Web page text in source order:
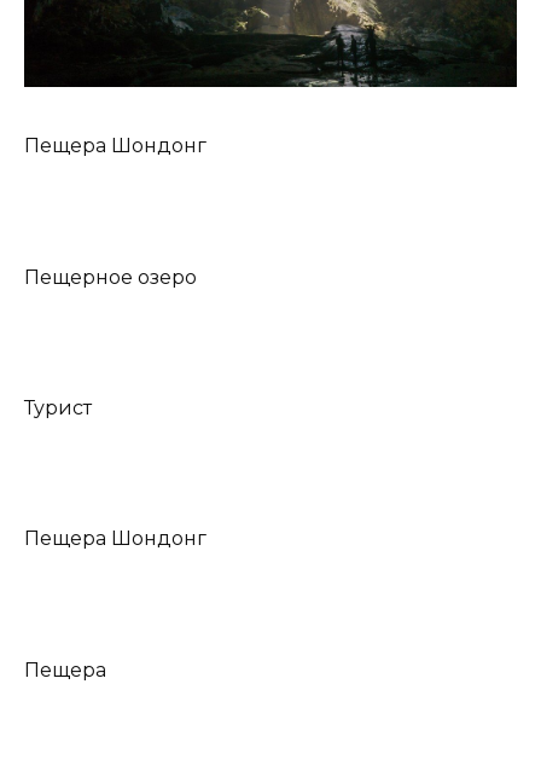
Пещера Шондонг
Пещерное озеро
Турист
Пещера Шондонг
Пещера